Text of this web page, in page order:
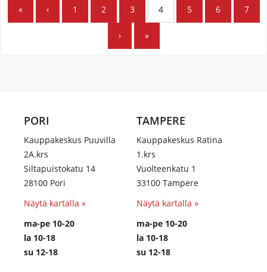
« ‹ 1 2 3 4 5 6 7
› »
PORI
Kauppakeskus Puuvilla
2A.krs
Siltapuistokatu 14
28100 Pori
Näytä kartalla »
ma-pe 10-20
la 10-18
su 12-18
TAMPERE
Kauppakeskus Ratina
1.krs
Vuolteenkatu 1
33100 Tampere
Näytä kartalla »
ma-pe 10-20
la 10-18
su 12-18